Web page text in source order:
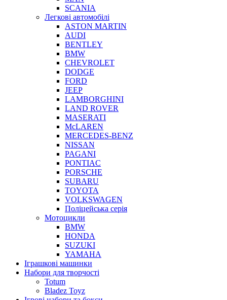
SCANIA
Легкові автомобілі
ASTON MARTIN
AUDI
BENTLEY
BMW
CHEVROLET
DODGE
FORD
JEEP
LAMBORGHINI
LAND ROVER
MASERATI
McLAREN
MERCEDES-BENZ
NISSAN
PAGANI
PONTIAC
PORSCHE
SUBARU
TOYOTA
VOLKSWAGEN
Поліцейська серія
Мотоцикли
BMW
HONDA
SUZUKI
YAMAHA
Іграшкові машинки
Набори для творчості
Totum
Bladez Toyz